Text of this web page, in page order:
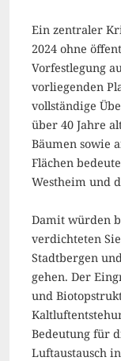
Ein zentraler
2024 ohne
Vorfestlegung
vorliegenden
vollständige
über 40 Jahre
Bäumen sowie
Flächen
Westheim und
Damit würden
verdichteten
Stadtbergen
gehen. Der
und
Bedeutung für
Luftaustausch